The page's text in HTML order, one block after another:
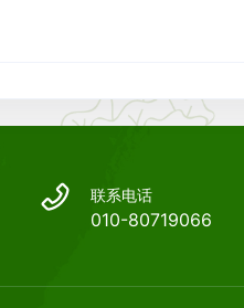
联系电话
010-80719066